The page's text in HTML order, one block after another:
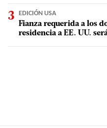
EDICIÓN USA
Fianza requerida a los
residencia a EE. UU.